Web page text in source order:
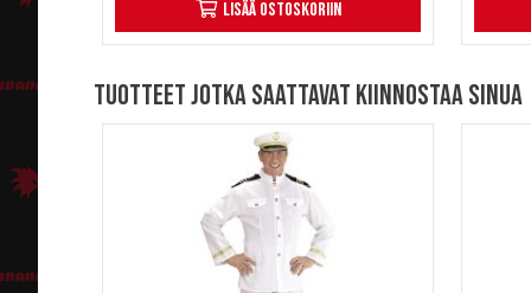
Lisää ostoskoriin
Tuotteet jotka saattavat kiinnostaa sinua